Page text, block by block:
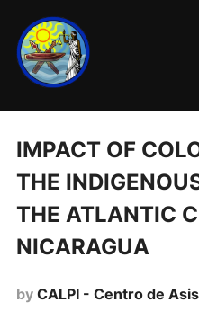
IMPACT OF
THE
THE ATLANTIC
NICARAGUA
by CALPI - Centro de